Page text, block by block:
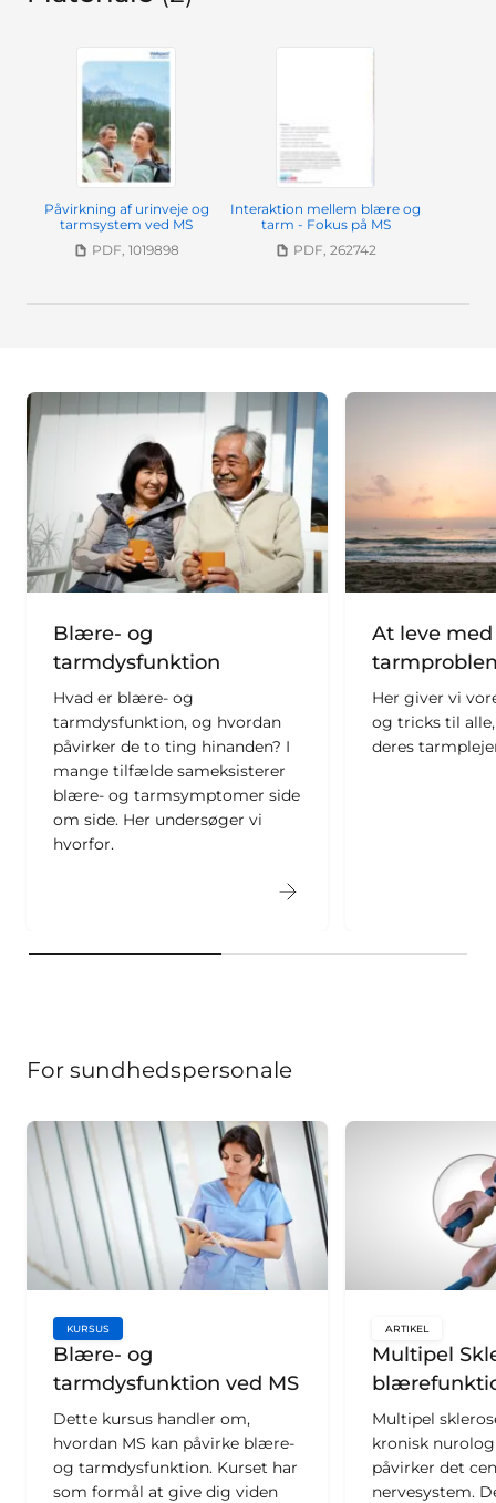
Påvirkning af urinveje og
tarmsystem ved MS
PDF, 1019898
Interaktion mellem blære og
tarm - Fokus på MS
PDF, 262742
Blære- og
tarmdysfunktion
Hvad er blære- og
tarmdysfunktion, og hvordan
påvirker de to ting hinanden? I
mange tilfælde sameksisterer
blære- og tarmsymptomer side
om side. Her undersøger vi
hvorfor.
At leve med
Her giver vi
og tricks til
deres
For sundhedspersonale
Blære- og
tarmdysfunktion ved MS
key:global.content-type:
KURSUS
Dette kursus handler om,
hvordan MS kan påvirke blære-
og tarmdysfunktion. Kurset har
som formål at give dig viden
Multipel
ARTIKEL
Multipel
kronisk
påvirker det
nervesystem.